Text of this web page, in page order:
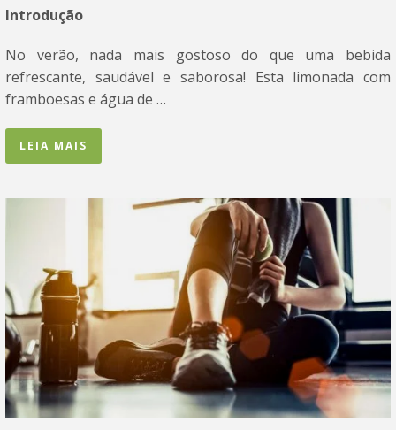
Introdução
No verão, nada mais gostoso do que uma bebida
refrescante, saudável e saborosa! Esta limonada com
framboesas e água de …
LEIA MAIS